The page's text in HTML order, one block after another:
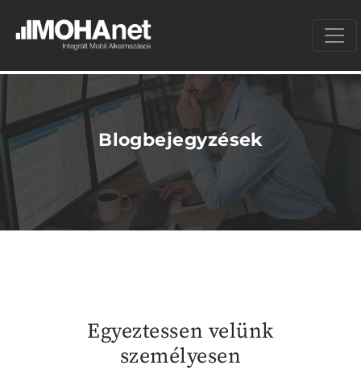
Blogbejegyzések
Egyeztessen velünk
személyesen